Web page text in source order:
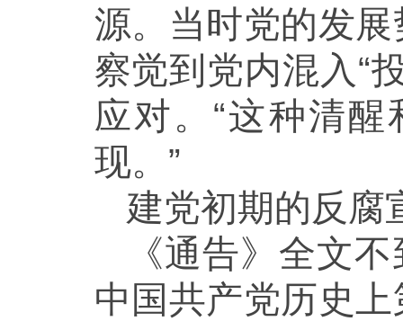
源。当时党的发
察觉到党内混入“
应对。“这种清
现。”
建党初期的反腐
《通告》全文
中国共产党历史